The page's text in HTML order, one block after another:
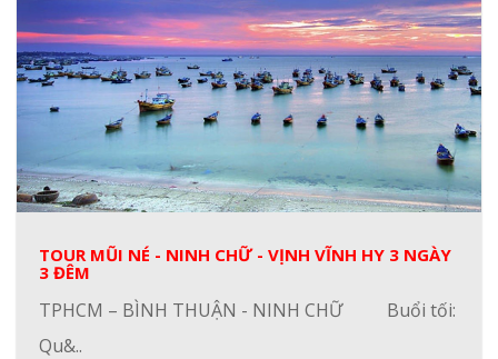
TOUR MŨI NÉ - NINH CHỮ - VỊNH VĨNH HY 3 NGÀY
3 ĐÊM
TPHCM – BÌNH THUẬN - NINH CHỮ Buổi tối:
Qu&..